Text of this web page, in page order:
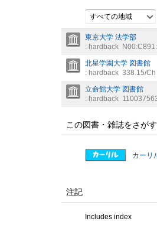
すべての地域
東京大学 法学部
: hardback
北星学園大学 図書館
: hardback 338.15/Ch
立命館大学 図書館
: hardback
この図書・雑誌をさがす
カーリ
注記
Includes index